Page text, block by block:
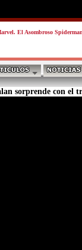
El Asombroso
sorprende con el